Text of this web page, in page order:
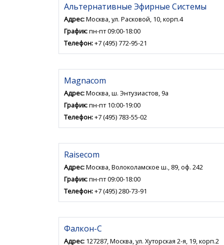
Альтернативные Эфирные Системы
Адрес:Москва, ул. Расковой, 10, корп.4
График:пн-пт 09:00-18:00
Телефон:+7 (495) 772-95-21
Magnacom
Адрес:Москва, ш. Энтузиастов, 9а
График:пн-пт 10:00-19:00
Телефон:+7 (495) 783-55-02
Raisecom
Адрес:Москва, Волоколамское ш., 89, оф. 242
График:пн-пт 09:00-18:00
Телефон:+7 (495) 280-73-91
Фалкон-С
Адрес: 127287, Москва, ул. Хуторская 2-я, 19, корп.2